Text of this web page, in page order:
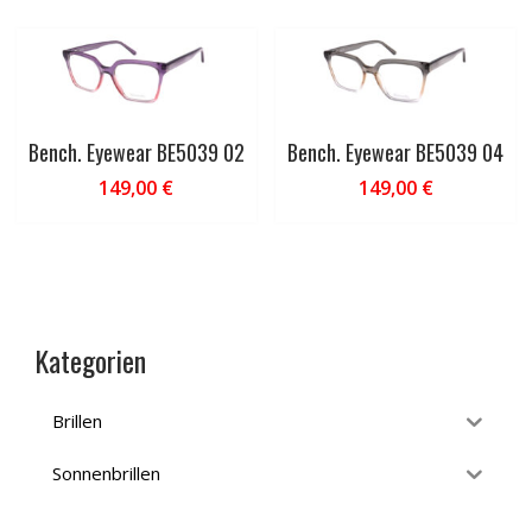
Bench. Eyewear BE5039 02
149,00 €
Bench. Eyewear BE5039 04
149,00 €
Kategorien
Brillen
Sonnenbrillen